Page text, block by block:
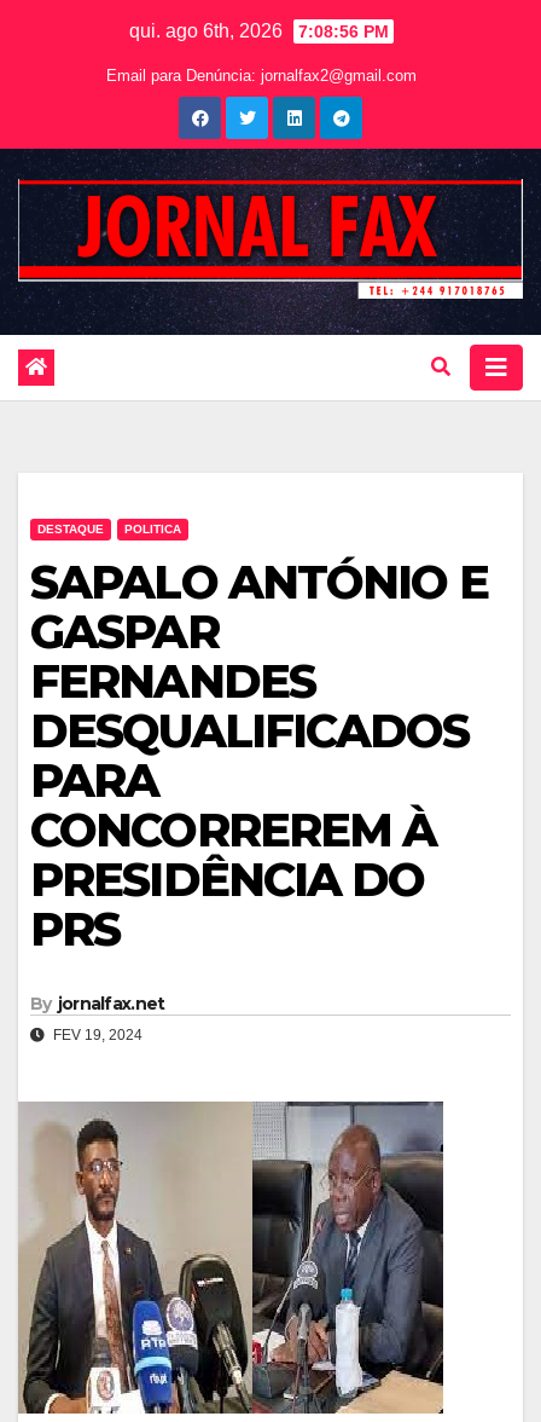
qui. ago 6th, 2026 7:08:57 PM
Email para Denúncia: jornalfax2@gmail.com
DESTAQUE POLITICA
SAPALO ANTÓNIO E
GASPAR
FERNANDES
DESQUALIFICADOS
PARA
CONCORREREM À
PRESIDÊNCIA DO
PRS
By jornalfax.net
FEV 19, 2024